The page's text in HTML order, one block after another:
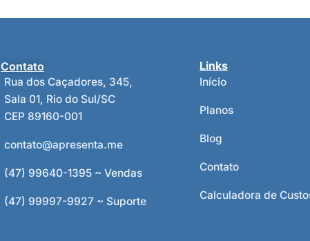
Contato
Rua dos Caçadores, 345,
Sala 01, Rio do Sul/SC
CEP 89160-001
contato@apresenta.me
(47) 99640-1395 ~ Vendas
(47) 99997-9927 ~ Suporte
Links
Início
Planos
Blog
Contato
Calculadora de